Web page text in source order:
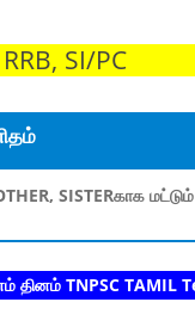
SI/PC
SISTERகாக மட்டும்
TNPSC TAMIL Test